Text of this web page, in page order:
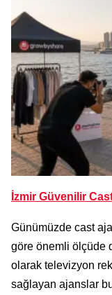
İzmir Güvenilir
Günümüzde cast
göre önemli ölçüde
olarak televizyon
sağlayan ajanslar